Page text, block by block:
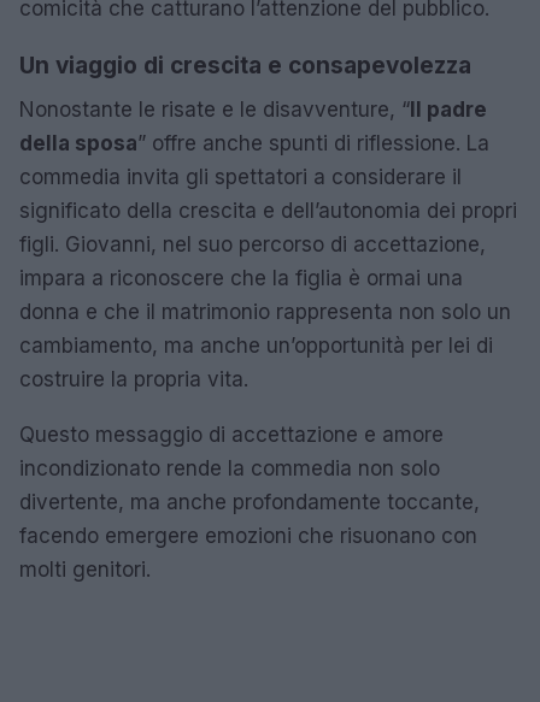
comicità che catturano l’attenzione del pubblico.
Un viaggio di crescita e consapevolezza
Nonostante le risate e le disavventure, “Il padre
della sposa” offre anche spunti di riflessione. La
commedia invita gli spettatori a considerare il
significato della crescita e dell’autonomia dei propri
figli. Giovanni, nel suo percorso di accettazione,
impara a riconoscere che la figlia è ormai una
donna e che il matrimonio rappresenta non solo un
cambiamento, ma anche un’opportunità per lei di
costruire la propria vita.
Questo messaggio di accettazione e amore
incondizionato rende la commedia non solo
divertente, ma anche profondamente toccante,
facendo emergere emozioni che risuonano con
molti genitori.